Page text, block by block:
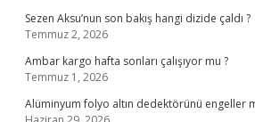
Sezen Aksu’nun son bakış hangi dizide çaldı ?
Temmuz 2, 2026
Ambar kargo hafta sonları çalışıyor mu ?
Temmuz 1, 2026
Alüminyum folyo altın dedektörünü engeller